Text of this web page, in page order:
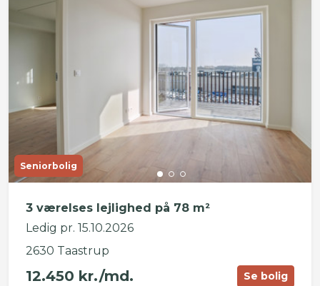
Seniorbolig
3 værelses lejlighed på 78 m²
Ledig pr. 15.10.2026
2630 Taastrup
12.450 kr./md. Se bolig